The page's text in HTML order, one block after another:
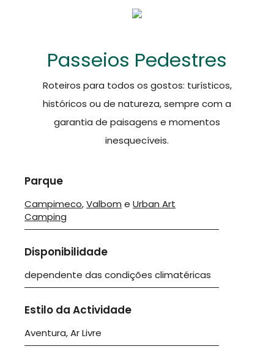
Passeios Pedestres
Roteiros para todos os gostos: turísticos,
históricos ou de natureza, sempre com a
garantia de paisagens e momentos
inesquecíveis.
Parque
Campimeco,Valbom e Urban Art
Camping
Disponibilidade
dependente das condições climatéricas
Estilo da Actividade
Aventura, Ar Livre